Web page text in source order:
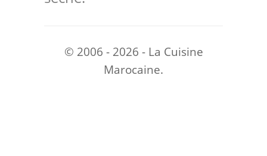
© 2006 - 2026 - La Cuisine
Marocaine.